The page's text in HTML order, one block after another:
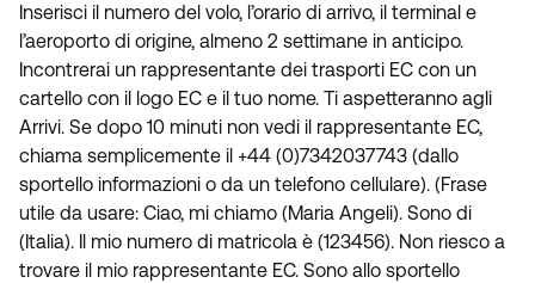
Inserisci il numero del volo, l’orario di arrivo, il terminal e
l’aeroporto di origine, almeno 2 settimane in anticipo.
Incontrerai un rappresentante dei trasporti EC con un
cartello con il logo EC e il tuo nome. Ti aspetteranno agli
Arrivi. Se dopo 10 minuti non vedi il rappresentante EC,
chiama semplicemente il +44 (0)7342037743 (dallo
sportello informazioni o da un telefono cellulare). (Frase
utile da usare: Ciao, mi chiamo (Maria Angeli). Sono di
(Italia). Il mio numero di matricola è (123456). Non riesco a
trovare il mio rappresentante EC. Sono allo sportello